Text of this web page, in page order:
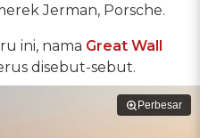
Jerman, Porsche.
ini, nama Great Wall
disebut-sebut.
Perbesar